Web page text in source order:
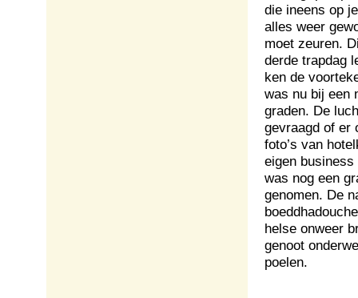
die ineens op
alles weer
moet zeuren.
derde trapdag
ken de
was nu bij een
graden. De
gevraagd of er
foto’s van
eigen
was nog een
genomen. De
helse onweer
genoot
poelen.